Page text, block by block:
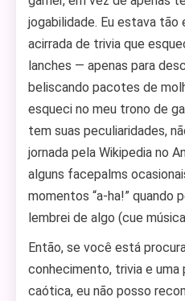
jogabilidade. Eu estava tão
acirrada de trivia que
lanches — apenas para
beliscando pacotes de
esqueci no meu trono de
tem suas peculiaridades,
jornada pela Wikipedia no
alguns facepalms
momentos “a-ha!” quando
lembrei de algo (cue
Então, se você está
conhecimento, trivia e uma
caótica, eu não posso